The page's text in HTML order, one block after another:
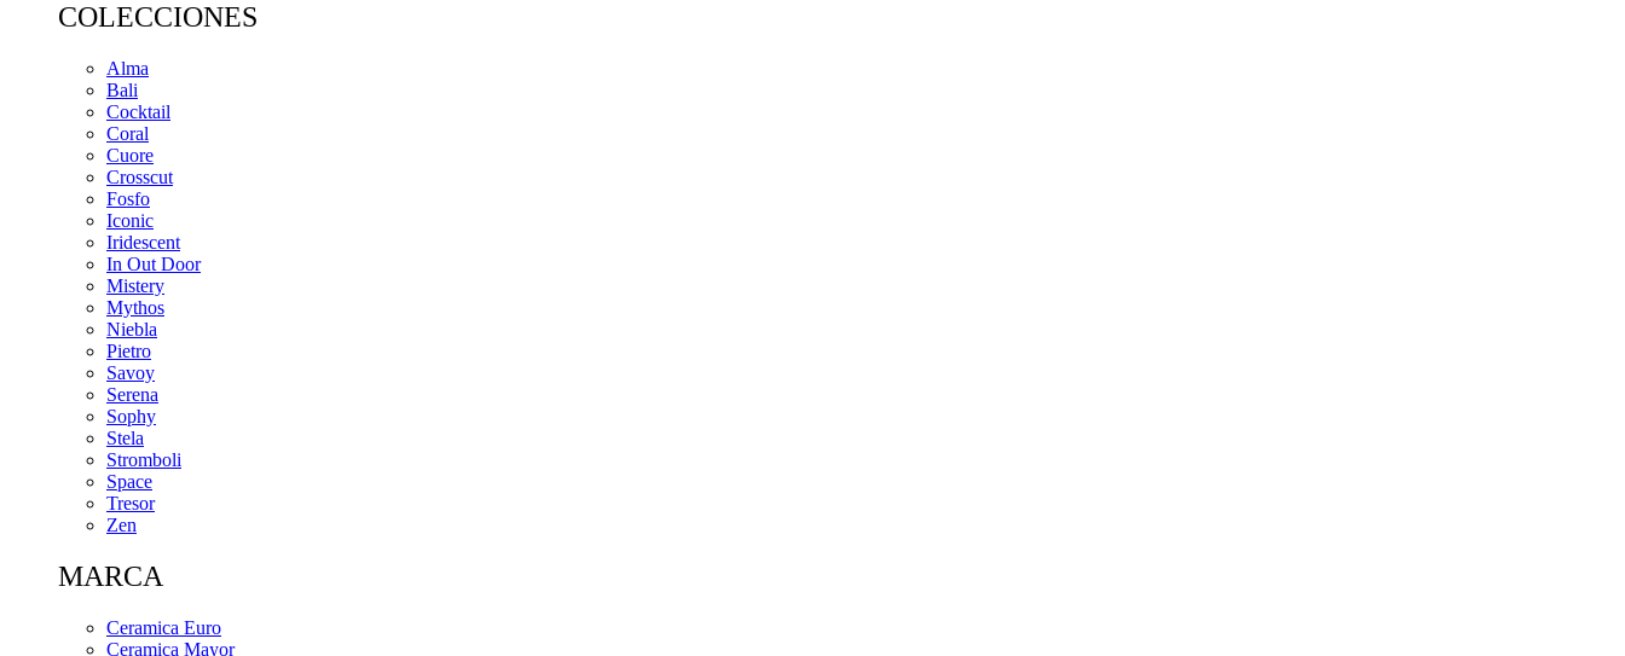
COLECCIONES
Alma
Bali
Cocktail
Coral
Cuore
Crosscut
Fosfo
Iconic
Iridescent
In Out Door
Mistery
Mythos
Niebla
Pietro
Savoy
Serena
Sophy
Stela
Stromboli
Space
Tresor
Zen
MARCA
Ceramica Euro
Ceramica Mayor